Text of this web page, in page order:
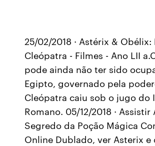
25/02/2018 · Astérix & Obélix:
Cleópatra - Filmes - Ano LII
pode ainda não ter sido
Egipto, governado pela
Cleópatra caiu sob o jugo do
Romano. 05/12/2018 ·
Segredo da Poção Mágica
Online Dublado, ver Asterix e